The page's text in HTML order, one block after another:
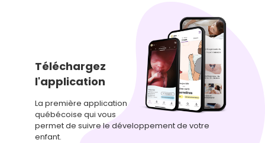
Téléchargez
l'application
La première application
québécoise qui vous
permet de suivre le développement de votre
enfant.